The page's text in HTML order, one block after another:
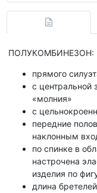
ПОЛУКОМБИНЕЗОН:
прямого
с центральной
«молния»
с
передние
наклонным
по спинке в
настрочена
изделия по
длина